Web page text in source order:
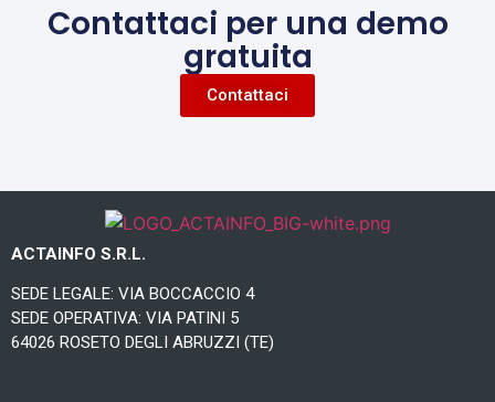
Contattaci per una demo
gratuita
Contattaci
ACTAINFO S.R.L.
SEDE LEGALE: VIA BOCCACCIO 4
SEDE OPERATIVA: VIA PATINI 5
64026 ROSETO DEGLI ABRUZZI (TE)